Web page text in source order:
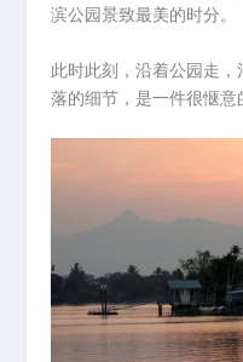
滨公园景致最美的时分。
此时此刻，沿着公园走
落的细节，是一件很惬意